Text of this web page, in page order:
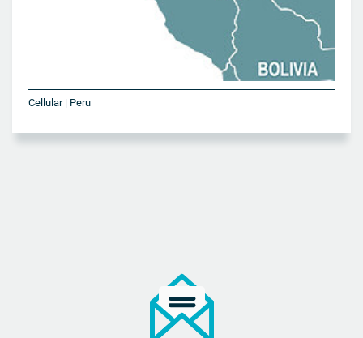
Cellular | Peru